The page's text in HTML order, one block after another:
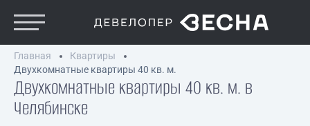
Главная
Квартиры
Двухкомнатные квартиры 40 кв. м.
Двухкомнатные квартиры 40 кв. м. в
Челябинске